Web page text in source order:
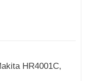
HR4001C,